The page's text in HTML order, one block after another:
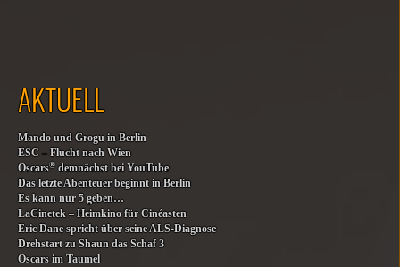
AKTUELL
Mando und Grogu in Berlin
ESC – Flucht nach Wien
Oscars® demnächst bei YouTube
Das letzte Abenteuer beginnt in Berlin
Es kann nur 5 geben…
LaCinetek – Heimkino für Cinéasten
Eric Dane spricht über seine ALS-Diagnose
Drehstart zu Shaun das Schaf 3
Oscars im Taumel